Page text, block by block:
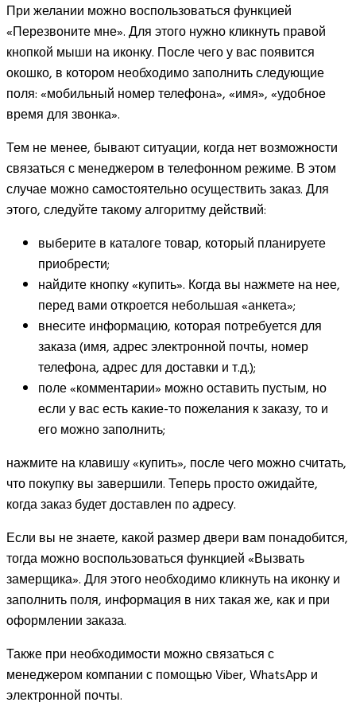
При желании можно воспользоваться функцией
«Перезвоните мне». Для этого нужно кликнуть правой
кнопкой мыши на иконку. После чего у вас появится
окошко, в котором необходимо заполнить следующие
поля: «мобильный номер телефона», «имя», «удобное
время для звонка».
Тем не менее, бывают ситуации, когда нет возможности
связаться с менеджером в телефонном режиме. В этом
случае можно самостоятельно осуществить заказ. Для
этого, следуйте такому алгоритму действий:
выберите в каталоге товар, который планируете
приобрести;
найдите кнопку «купить». Когда вы нажмете на нее,
перед вами откроется небольшая «анкета»;
внесите информацию, которая потребуется для
заказа (имя, адрес электронной почты, номер
телефона, адрес для доставки и т.д.);
поле «комментарии» можно оставить пустым, но
если у вас есть какие-то пожелания к заказу, то и
его можно заполнить;
нажмите на клавишу «купить», после чего можно считать,
что покупку вы завершили. Теперь просто ожидайте,
когда заказ будет доставлен по адресу.
Если вы не знаете, какой размер двери вам понадобится,
тогда можно воспользоваться функцией «Вызвать
замерщика». Для этого необходимо кликнуть на иконку и
заполнить поля, информация в них такая же, как и при
оформлении заказа.
Также при необходимости можно связаться с
менеджером компании с помощью Viber, WhatsApp и
электронной почты.